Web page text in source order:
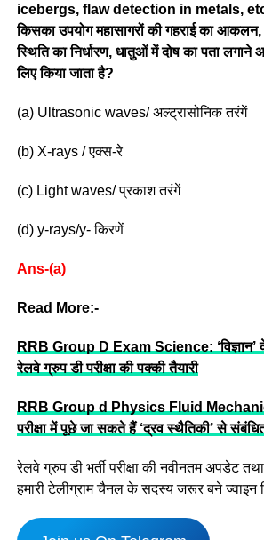
icebergs, flaw detection in metals, etc.
किसका उपयोग महासागरों की गहराई का आकलन,
स्थिति का निर्धारण, धातुओं में दोष का पता
लिए किया जाता है?
(a) Ultrasonic waves/ अल्ट्रासोनिक तरंगें
(b) X-rays / एक्स-रे
(c) Light waves/ प्रकाश तरंगें
(d) y-rays/y- किरणें
Ans-(a)
Read More:-
RRB Group D Exam Science: ‘विज्ञान’
रेलवे ग्रुप डी परीक्षा की पक्की तैयारी
RRB Group d Physics Fluid
परीक्षा में पूछे जा सकते हैं ‘द्रव स्थैतिकी’ से
रेलवे ग्रुप डी भर्ती परीक्षा की नवीनतम अपडेट
हमारी टेलीग्राम चैनल के सदस्य जरूर बने ज्वाइन